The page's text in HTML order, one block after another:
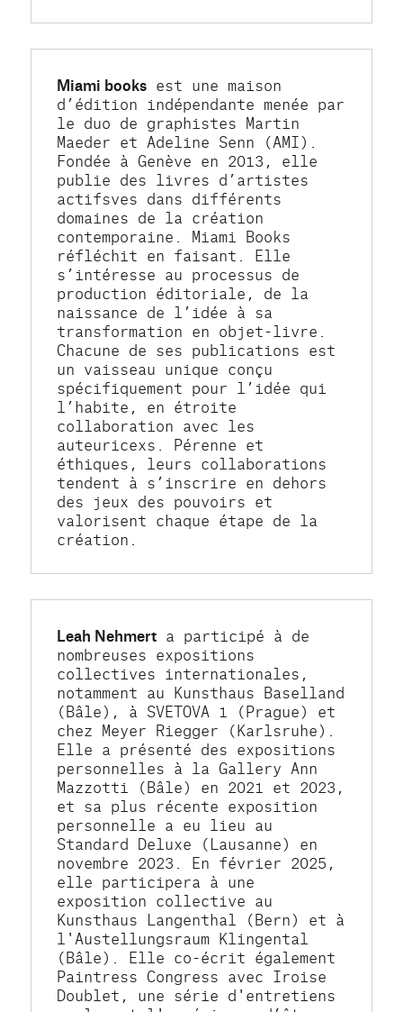
Miami books est une maison
d’édition indépendante menée par
le duo de graphistes Martin
Maeder et Adeline Senn (AMI).
Fondée à Genève en 2013, elle
publie des livres d’artistes
actifsves dans différents
domaines de la création
contemporaine. Miami Books
réfléchit en faisant. Elle
s’intéresse au processus de
production éditoriale, de la
naissance de l’idée à sa
transformation en objet-livre.
Chacune de ses publications est
un vaisseau unique conçu
spécifiquement pour l’idée qui
l’habite, en étroite
collaboration avec les
auteuricexs. Pérenne et
éthiques, leurs collaborations
tendent à s’inscrire en dehors
des jeux des pouvoirs et
valorisent chaque étape de la
création.
Leah Nehmert a participé à de
nombreuses expositions
collectives internationales,
notamment au Kunsthaus Baselland
(Bâle), à SVETOVA 1 (Prague) et
chez Meyer Riegger (Karlsruhe).
Elle a présenté des expositions
personnelles à la Gallery Ann
Mazzotti (Bâle) en 2021 et 2023,
et sa plus récente exposition
personnelle a eu lieu au
Standard Deluxe (Lausanne) en
novembre 2023. En février 2025,
elle participera à une
exposition collective au
Kunsthaus Langenthal (Bern) et à
l'Austellungsraum Klingental
(Bâle). Elle co-écrit également
Paintress Congress avec Iroise
Doublet, une série d'entretiens